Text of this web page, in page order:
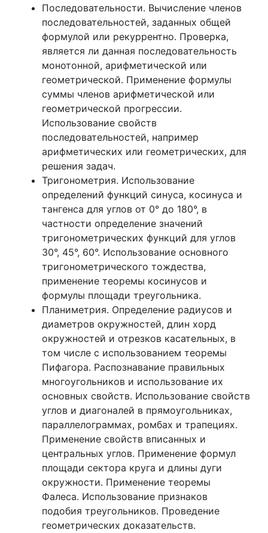
Последовательности. Вычисление членов
последовательностей, заданных общей
формулой или рекуррентно. Проверка,
является ли данная последовательность
монотонной, арифметической или
геометрической. Применение формулы
суммы членов арифметической или
геометрической прогрессии.
Использование свойств
последовательностей, например
арифметических или геометрических, для
решения задач.
Тригонометрия. Использование
определений функций синуса, косинуса и
тангенса для углов от 0° до 180°, в
частности определение значений
тригонометрических функций для углов
30°, 45°, 60°. Использование основного
тригонометрического тождества,
применение теоремы косинусов и
формулы площади треугольника.
Планиметрия. Определение радиусов и
диаметров окружностей, длин хорд
окружностей и отрезков касательных, в
том числе с использованием теоремы
Пифагора. Распознавание правильных
многоугольников и использование их
основных свойств. Использование свойств
углов и диагоналей в прямоугольниках,
параллелограммах, ромбах и трапециях.
Применение свойств вписанных и
центральных углов. Применение формул
площади сектора круга и длины дуги
окружности. Применение теоремы
Фалеса. Использование признаков
подобия треугольников. Проведение
геометрических доказательств.